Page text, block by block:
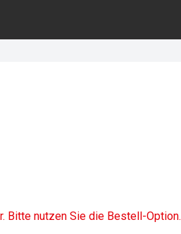
Bitte nutzen Sie die Bestell-Option.